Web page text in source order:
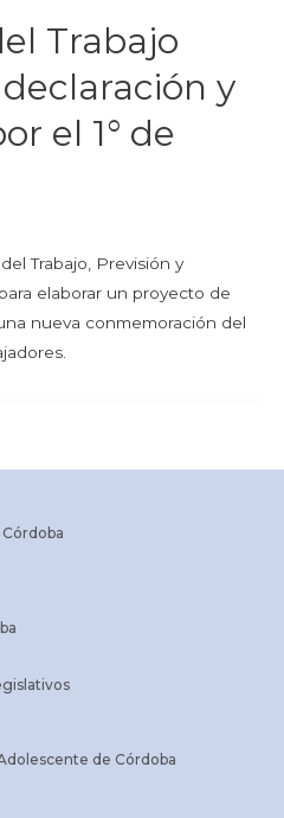
Trabajo
y
el 1° de
Trabajo, Previsión y
elaborar un proyecto de
nueva conmemoración del
de Córdoba